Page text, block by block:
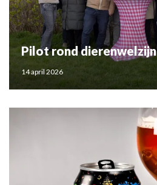
Pilot rond dierenwelzijn
14 april 2026